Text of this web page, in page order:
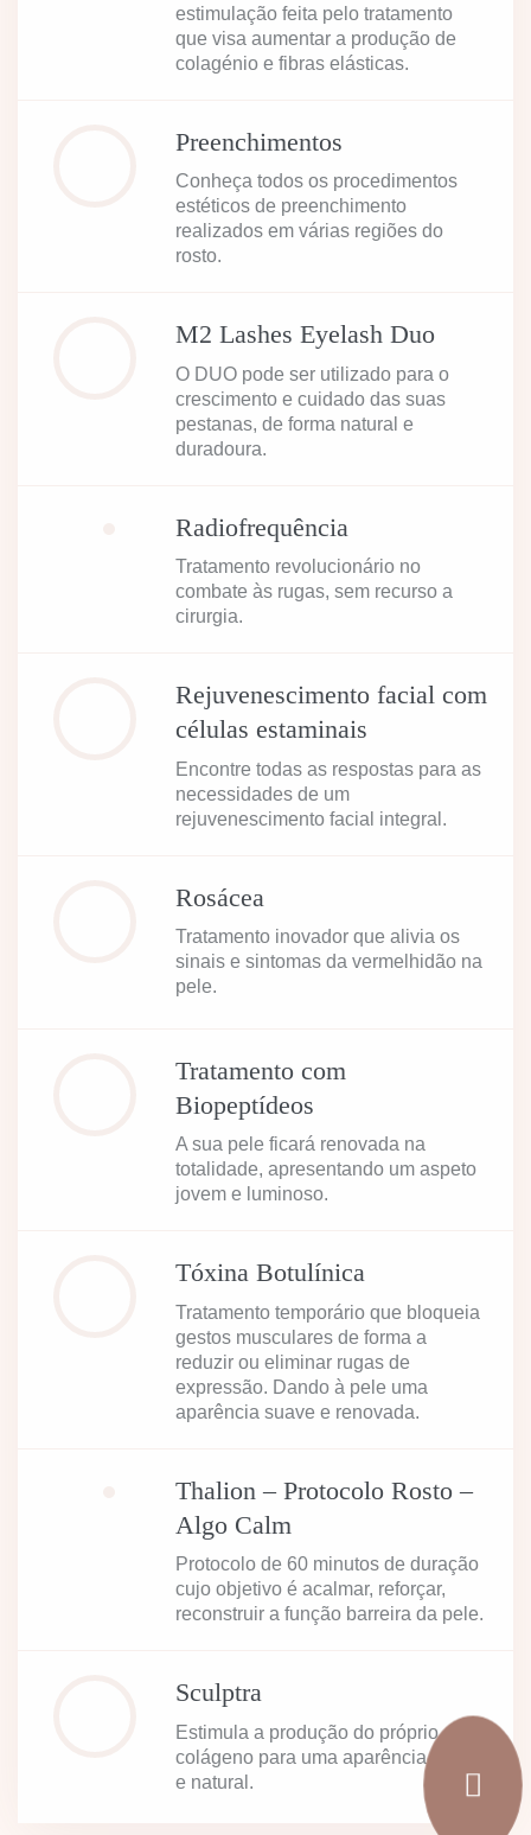
estimulação feita pelo tratamento
que visa aumentar a produção de
colagénio e fibras elásticas.
Preenchimentos
Conheça todos os procedimentos
estéticos de preenchimento
realizados em várias regiões do
rosto.
M2 Lashes Eyelash Duo
O DUO pode ser utilizado para o
crescimento e cuidado das suas
pestanas, de forma natural e
duradoura.
Radiofrequência
Tratamento revolucionário no
combate às rugas, sem recurso a
cirurgia.
Rejuvenescimento facial com
células estaminais
Encontre todas as respostas para as
necessidades de um
rejuvenescimento facial integral.
Rosácea
Tratamento inovador que alivia os
sinais e sintomas da vermelhidão na
pele.
Tratamento com
Biopeptídeos
A sua pele ficará renovada na
totalidade, apresentando um aspeto
jovem e luminoso.
Tóxina Botulínica
Tratamento temporário que bloqueia
gestos musculares de forma a
reduzir ou eliminar rugas de
expressão. Dando à pele uma
aparência suave e renovada.
Thalion – Protocolo Rosto –
Algo Calm
Protocolo de 60 minutos de duração
cujo objetivo é acalmar, reforçar,
reconstruir a função barreira da pele.
Sculptra
Estimula a produção do próprio
colágeno para uma aparência jovem
e natural.